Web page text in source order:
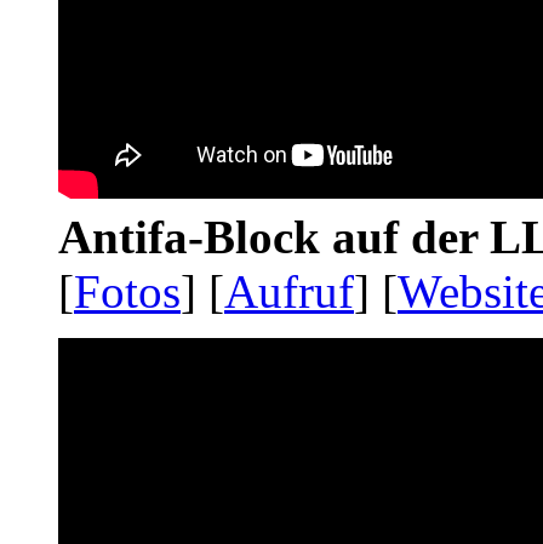
Antifa-Block auf der
[Fotos] [Aufruf] [